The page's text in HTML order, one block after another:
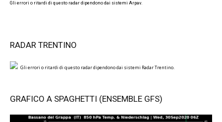
Gli errori o ritardi di questo radar dipendono dai sistemi Arpav.
RADAR TRENTINO
Gli errori o ritardi di questo radar dipendono dai sistemi Radar Trentino.
GRAFICO A SPAGHETTI (ENSEMBLE GFS)